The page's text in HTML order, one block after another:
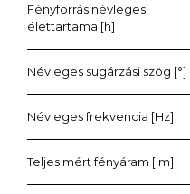
Fényforrás névleges
élettartama [h]
Névleges sugárzási szög [°]
Névleges frekvencia [Hz]
Teljes mért fényáram [lm]